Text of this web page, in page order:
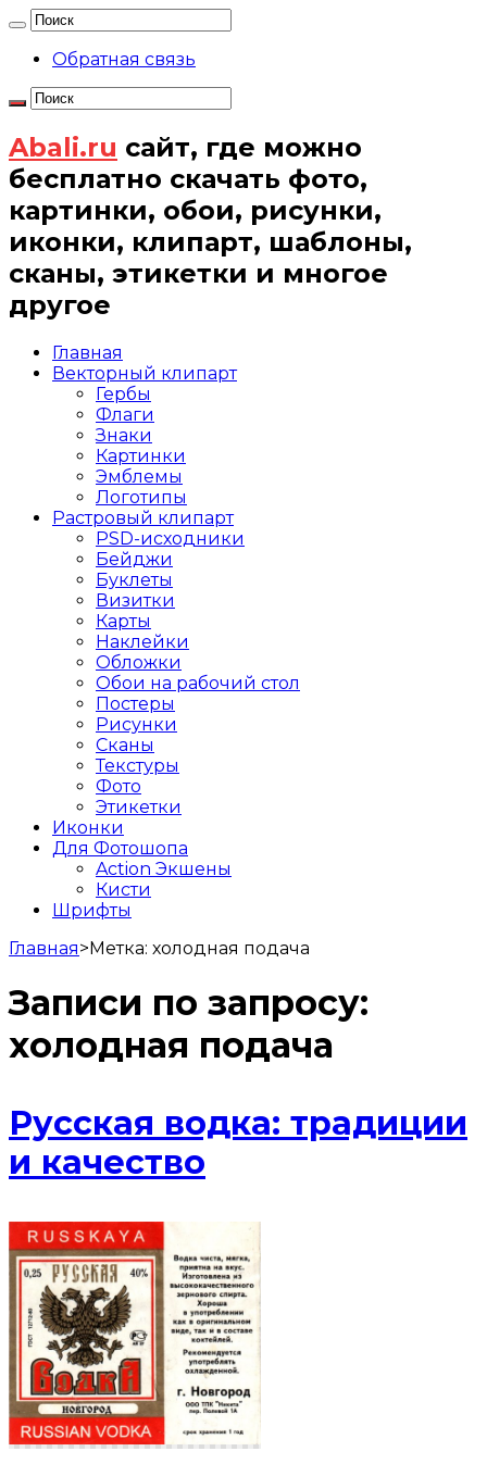
Обратная связь
Abali.ru сайт, где можно
бесплатно скачать фото,
картинки, обои, рисунки,
иконки, клипарт, шаблоны,
сканы, этикетки и многое
другое
Главная
Векторный клипарт
Гербы
Флаги
Знаки
Картинки
Эмблемы
Логотипы
Растровый клипарт
PSD-исходники
Бейджи
Буклеты
Визитки
Карты
Наклейки
Обложки
Обои на рабочий стол
Постеры
Рисунки
Сканы
Текстуры
Фото
Этикетки
Иконки
Для Фотошопа
Action Экшены
Кисти
Шрифты
Главная>Метка: холодная подача
Записи по запросу:
холодная подача
Русская водка: традиции
и качество